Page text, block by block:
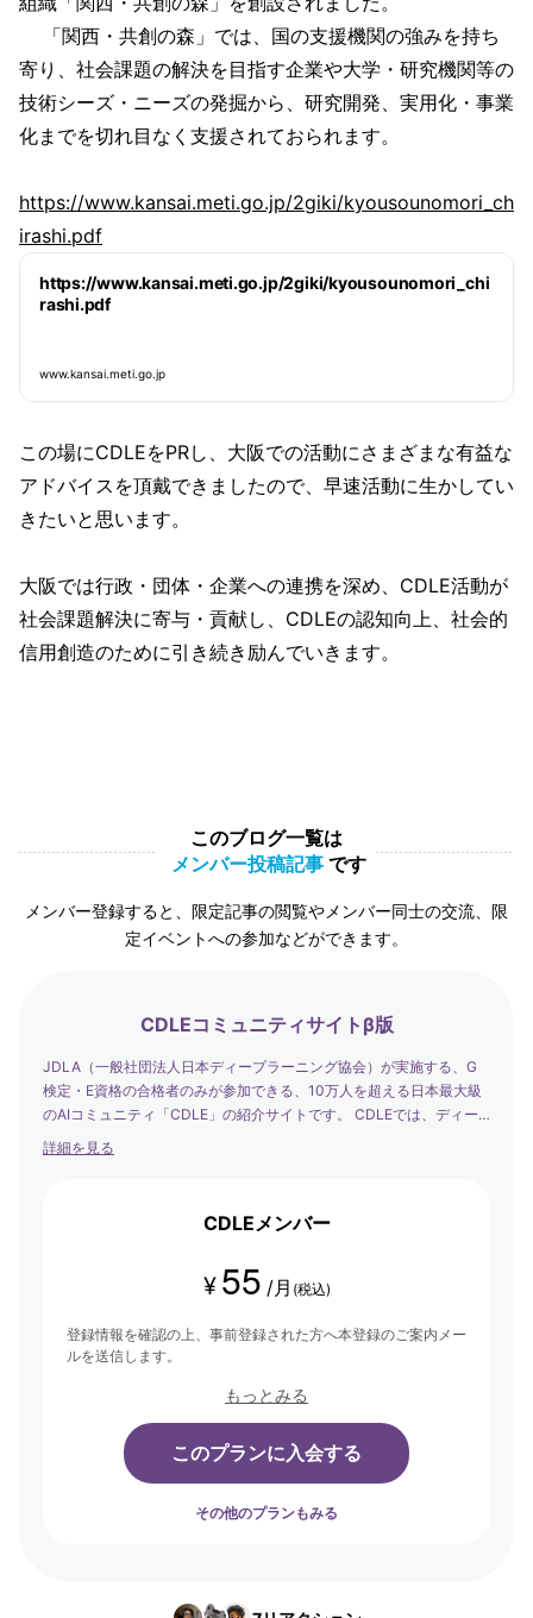
「関西・共創の森」では、国の支援機関の強みを持ち
寄り、社会課題の解決を目指す企業や大学・研究機関等の
技術シーズ・ニーズの発掘から、研究開発、実用化・事業
化までを切れ目なく支援されておられます。
https://www.kansai.meti.go.jp/2giki/kyousounomori_ch
irashi.pdf
https://www.kansai.meti.go.jp/2giki/kyousounomori_chi
rashi.pdf
www.kansai.meti.go.jp
この場にCDLEをPRし、大阪での活動にさまざまな有益な
アドバイスを頂戴できましたので、早速活動に生かしてい
きたいと思います。
大阪では行政・団体・企業への連携を深め、CDLE活動が
社会課題解決に寄与・貢献し、CDLEの認知向上、社会的
信用創造のために引き続き励んでいきます。
このブログ一覧は
メンバー投稿記事 です
メンバー登録すると、限定記事の閲覧やメンバー同士の交流、限
定イベントへの参加などができます。
CDLEコミュニティサイトβ版
JDLA（一般社団法人日本ディープラーニング協会）が実施する、G
検定・E資格の合格者のみが参加できる、10万人を超える日本最大級
のAIコミュニティ「CDLE」の紹介サイトです。 CDLEでは、ディー
プラーニングの社会実装の日本代表として、社会を発展させるエバン
詳細を見る
CDLEメンバー
¥ 55 /月 (税込)
登録情報を確認の上、事前登録された方へ本登録のご案内メー
ルを送信します。
もっとみる
このプランに入会する
その他のプランもみる